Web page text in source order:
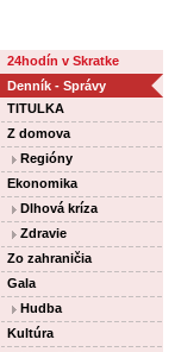
24hodín v Skratke
Denník - Správy
TITULKA
Z domova
Regióny
Ekonomika
Dlhová kríza
Zdravie
Zo zahraničia
Gala
Hudba
Kultúra